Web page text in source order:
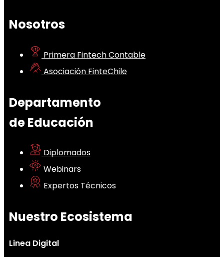
Nosotros
Primera Fintech Contable
Asociación FinteChile
Departamento
de Educación
Diplomados
Webinars
Expertos Técnicos
Nuestro Ecosistema
Linea Digital